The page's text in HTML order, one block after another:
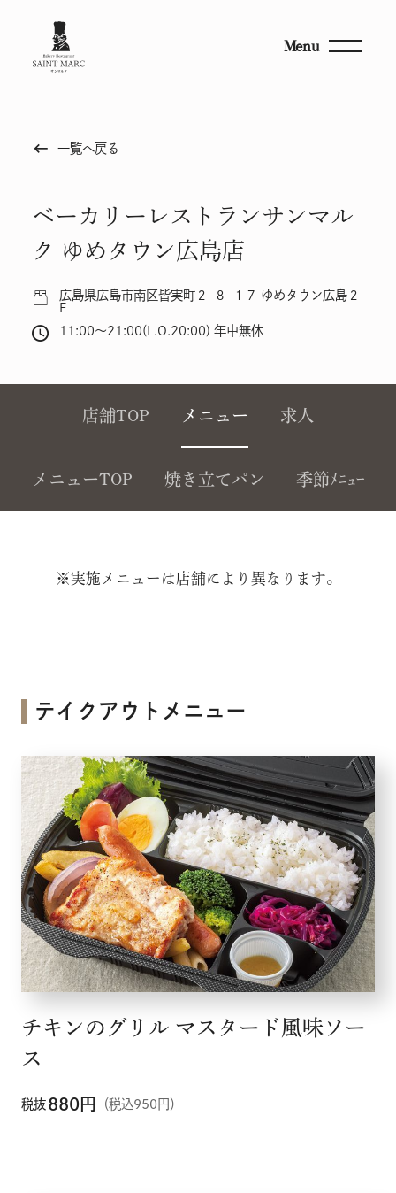
Menu
keyboard_backspace 一覧へ戻る
ベーカリーレストランサンマル
ク ゆめタウン広島店
広島県広島市南区皆実町２-８-１７ ゆめタウン広島２
F
11:00～21:00(L.O.20:00) 年中無休
店舗TOP メニュー 求人
メニューTOP 焼き立てパン 季節ﾒﾆｭｰ
※実施メニューは店舗により異なります。
テイクアウトメニュー
チキンのグリル マスタード風味ソー
ス
税抜 880円 （税込950円）